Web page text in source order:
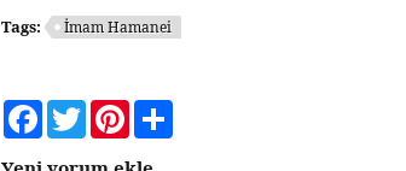
Tags: İmam Hamanei
FacebookTwitterPinterest